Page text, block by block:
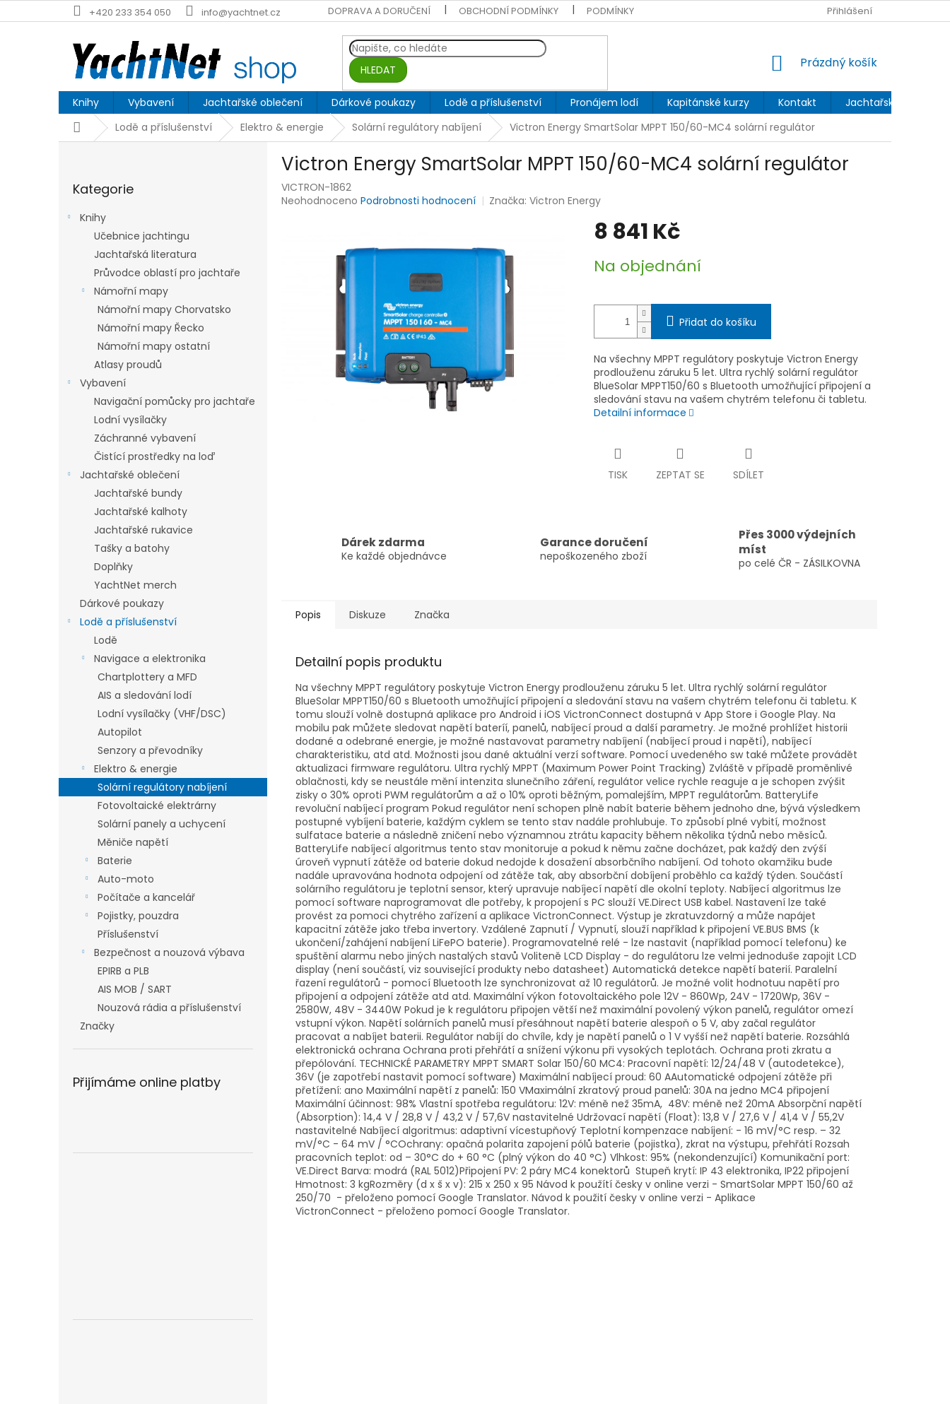
na
+420 233 354 050 info@yachtnet.cz DOPRAVA A DORUČENÍ OBCHODNÍ PODMÍNKY PODMÍNKY OCHRANY OSOBNÍCH ÚDAJŮ Přihlášení
HLEDAT
NÁKUPNÍ
Prázdný košík
Knihy Vybavení Jachtařské oblečení Dárkové poukazy Lodě a příslušenství Pronájem lodí Kapitánské kurzy Kontakt
Jachtařský blog
DomůLodě a příslušenství Elektro & energie Solární regulátory nabíjení Victron Energy SmartSolar MPPT 150/60-MC4 solární regulátor
kategorie
Kategorie
Knihy
Učebnice jachtingu
Jachtařská literatura
Průvodce oblastí pro jachtaře
Námořní mapy
Námořní mapy Chorvatsko
Námořní mapy Řecko
Námořní mapy ostatní
Atlasy proudů
Vybavení
Navigační pomůcky pro jachtaře
Lodní vysílačky
Záchranné vybavení
Čistící prostředky na loď
Jachtařské oblečení
Jachtařské bundy
Jachtařské kalhoty
Jachtařské rukavice
Tašky a batohy
Doplňky
YachtNet merch
Dárkové poukazy
Lodě a příslušenství
Lodě
Navigace a elektronika
Chartplottery a MFD
AIS a sledování lodí
Lodní vysílačky (VHF/DSC)
Autopilot
Senzory a převodníky
Elektro & energie
Solární regulátory nabíjení
Fotovoltaické elektrárny
Solární panely a uchycení
Měniče napětí
Baterie
Auto-moto
Počítače a kancelář
Pojistky, pouzdra
Příslušenství
Bezpečnost a nouzová výbava
EPIRB a PLB
AIS MOB / SART
Nouzová rádia a příslušenství
Značky
Přijímáme online platby
Victron Energy SmartSolar MPPT 150/60-MC4 solární regulátor
VICTRON-1862
Průměrné
Neohodnoceno Podrobnosti hodnocení Značka:Victron Energy
8 841 Kč
cena:
Na objednání
Přidat do košíku
Na všechny MPPT regulátory poskytuje Victron Energy
prodlouženu záruku 5 let. Ultra rychlý solární regulátor
BlueSolar MPPT150/60 s Bluetooth umožňující připojení a
sledování stavu na vašem chytrém telefonu či tabletu.
Detailní informace
TISK ZEPTAT SE SDÍLET
Dárek zdarma
Ke každé objednávce
Garance doručení
nepoškozeného zboží
Přes 3000 výdejních
míst
po celé ČR - ZÁSILKOVNA
Popis Diskuze Značka
Detailní popis produktu
Na všechny MPPT regulátory poskytuje Victron Energy prodlouženu záruku 5 let. Ultra rychlý solární regulátor
BlueSolar MPPT150/60 s Bluetooth umožňující připojení a sledování stavu na vašem chytrém telefonu či tabletu. K
tomu slouží volně dostupná aplikace pro Android i iOS VictronConnect dostupná v App Store i Google Play. Na
mobilu pak můžete sledovat napětí bateríí, panelů, nabíjecí proud a další parametry. Je možné prohlížet historii
dodané a odebrané energie, je možné nastavovat parametry nabíjení (nabíjecí proud i napětí), nabíjecí
charakteristiku, atd atd. Možnosti jsou dané aktuální verzí software. Pomocí uvedeného sw také můžete provádět
aktualizaci firmware regulátoru. Ultra rychlý MPPT (Maximum Power Point Tracking) Zvláště v případě proměnlivé
oblačnosti, kdy se neustále mění intenzita slunečního záření, regulátor velice rychle reaguje a je schopen zvýšit
zisky o 30% oproti PWM regulátorům a až o 10% oproti běžným, pomalejším, MPPT regulátorům. BatteryLife
revoluční nabíjecí program Pokud regulátor není schopen plně nabít baterie během jednoho dne, bývá výsledkem
postupné vybíjení baterie, každým cyklem se tento stav nadále prohlubuje. To způsobí plné vybití, možnost
sulfatace baterie a následně zničení nebo významnou ztrátu kapacity během několika týdnů nebo měsíců.
BatteryLife nabíjecí algoritmus tento stav monitoruje a pokud k němu začne docházet, pak každý den zvýší
úroveň vypnutí zátěže od baterie dokud nedojde k dosažení absorbčního nabíjení. Od tohoto okamžiku bude
nadále upravována hodnota odpojení od zátěže tak, aby absorbční dobíjení proběhlo ca každý týden. Součástí
solárního regulátoru je teplotní sensor, který upravuje nabíjecí napětí dle okolní teploty. Nabíjecí algoritmus lze
pomocí software naprogramovat dle potřeby, k propojení s PC slouží VE.Direct USB kabel. Nastavení lze také
provést za pomoci chytrého zařízení a aplikace VictronConnect. Výstup je zkratuvzdorný a může napájet
kapacitní zátěže jako třeba invertory. Vzdálené Zapnutí / Vypnutí, slouží například k připojení VE.BUS BMS (k
ukončení/zahájení nabíjení LiFePO baterie). Programovatelné relé - lze nastavit (například pomocí telefonu) ke
spuštění alarmu nebo jiných nastalých stavů Voliteně LCD Display - do regulátoru lze velmi jednoduše zapojit LCD
display (není součástí, viz související produkty nebo datasheet) Automatická detekce napětí baterií. Paralelní
řazení regulátorů - pomocí Bluetooth lze synchronizovat až 10 regulátorů. Je možné volit hodnotuu napětí pro
připojení a odpojení zátěže atd atd. Maximální výkon fotovoltaického pole 12V - 860Wp, 24V - 1720Wp, 36V -
2580W, 48V - 3440W Pokud je k regulátoru připojen větší než maximální povolený výkon panelů, regulátor omezí
vstupní výkon. Napětí solárních panelů musí přesáhnout napětí baterie alespoň o 5 V, aby začal regulátor
pracovat a nabíjet baterii. Regulátor nabíjí do chvíle, kdy je napětí panelů o 1 V vyšší než napětí baterie. Rozsáhlá
elektronická ochrana Ochrana proti přehřátí a snížení výkonu při vysokých teplotách. Ochrana proti zkratu a
přepólování. TECHNICKÉ PARAMETRY MPPT SMART Solar 150/60 MC4: Pracovní napětí: 12/24/48 V (autodetekce),
36V (je zapotřebí nastavit pomocí software) Maximální nabíjecí proud: 60 AAutomatické odpojení zátěže při
přetížení: ano Maximální napětí z panelů: 150 VMaximální zkratový proud panelů: 30A na jedno MC4 připojení
Maximální účinnost: 98% Vlastní spotřeba regulátoru: 12V: méně než 35mA, 48V: méně než 20mA Absorpční napětí
(Absorption): 14,4 V / 28,8 V / 43,2 V / 57,6V nastavitelné Udržovací napětí (Float): 13,8 V / 27,6 V / 41,4 V / 55,2V
nastavitelné Nabíjecí algoritmus: adaptivní vícestupňový Teplotní kompenzace nabíjení: - 16 mV/°C resp. – 32
mV/°C - 64 mV / °COchrany: opačná polarita zapojení pólů baterie (pojistka), zkrat na výstupu, přehřátí Rozsah
pracovních teplot: od – 30°C do + 60 °C (plný výkon do 40 °C) Vlhkost: 95% (nekondenzující) Komunikační port:
VE.Direct Barva: modrá (RAL 5012)Připojení PV: 2 páry MC4 konektorů Stupeň krytí: IP 43 elektronika, IP22 připojení
Hmotnost: 3 kgRozměry (d x š x v): 215 x 250 x 95 Návod k použítí česky v online verzi - SmartSolar MPPT 150/60 až
250/70 - přeloženo pomocí Google Translator. Návod k použití česky v online verzi - Aplikace
VictronConnect - přeloženo pomocí Google Translator.